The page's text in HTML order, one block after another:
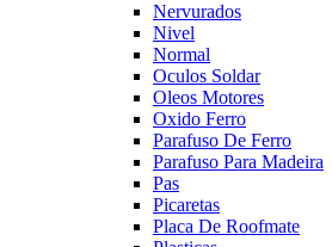
Nervurados
Nivel
Normal
Oculos Soldar
Oleos Motores
Oxido Ferro
Parafuso De Ferro
Parafuso Para Madeira
Pas
Picaretas
Placa De Roofmate